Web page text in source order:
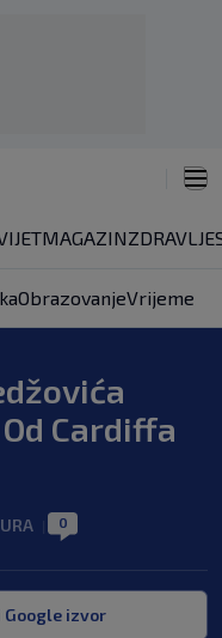
MAGAZINZDRAVLJE
ObrazovanjeVrijeme
Cardiffa
0
Google izvor